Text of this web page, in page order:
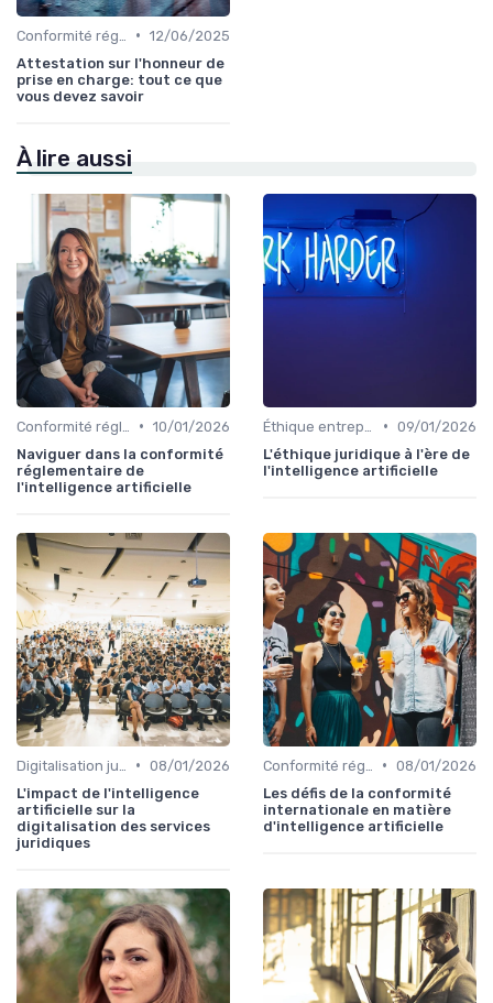
• 12/06/2025
Attestation sur l'honneur de
prise en charge: tout ce que
vous devez savoir
À lire aussi
• 10/01/2026
Naviguer dans la conformité
réglementaire de
l'intelligence artificielle
• 09/01/2026
L'éthique juridique à l'ère de
l'intelligence artificielle
• 08/01/2026
L'impact de l'intelligence
artificielle sur la
digitalisation des services
juridiques
• 08/01/2026
Les défis de la conformité
internationale en matière
d'intelligence artificielle